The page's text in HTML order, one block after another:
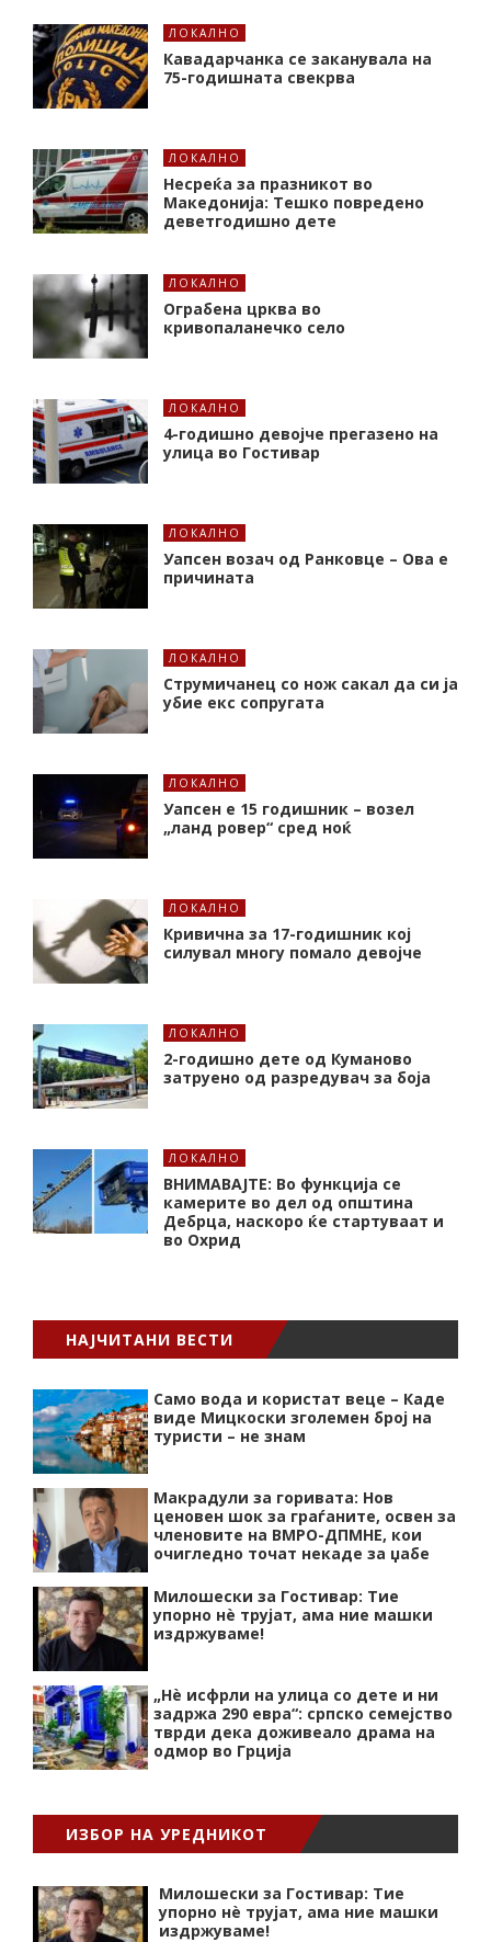
ЛОКАЛНО
Кавадарчанка се заканувала на
75-годишната свекрва
ЛОКАЛНО
Несреќа за празникот во
Македонија: Тешко повредено
деветгодишно дете
ЛОКАЛНО
Ограбена црква во
кривопаланечко село
ЛОКАЛНО
4-годишно девојче прегазено на
улица во Гостивар
ЛОКАЛНО
Уапсен возач од Ранковце – Ова е
причината
ЛОКАЛНО
Струмичанец со нож сакал да си ја
убие екс сопругата
ЛОКАЛНО
Уапсен е 15 годишник – возел
„ланд ровер“ сред ноќ
ЛОКАЛНО
Кривична за 17-годишник кој
силувал многу помало девојче
ЛОКАЛНО
2-годишно дете од Куманово
затруено од разредувач за боја
ЛОКАЛНО
ВНИМАВАЈТЕ: Во функција се
камерите во дел од општина
Дебрца, наскоро ќе стартуваат и
во Охрид
НАЈЧИТАНИ ВЕСТИ
Само вода и користат веце – Каде
виде Мицкоски зголемен број на
туристи – не знам
Макрадули за горивата: Нов
ценовен шок за граѓаните, освен за
членовите на ВМРО-ДПМНЕ, кои
очигледно точат некаде за џабе
Милошески за Гостивар: Тие
упорно нѐ трујат, ама ние машки
издржуваме!
„Нѐ исфрли на улица со дете и ни
задржа 290 евра“: српско семејство
тврди дека доживеало драма на
одмор во Грција
ИЗБОР НА УРЕДНИКОТ
Милошески за Гостивар: Тие
упорно нѐ трујат, ама ние машки
издржуваме!